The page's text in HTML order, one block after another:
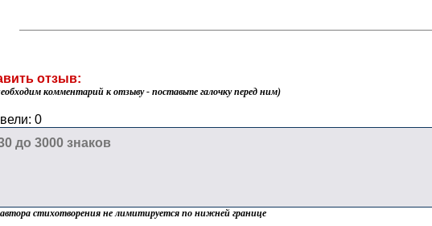
отзыв:
комментарий к отзыву - поставьте галочку перед ним)
0
стихотворения не лимитируется по нижней границе